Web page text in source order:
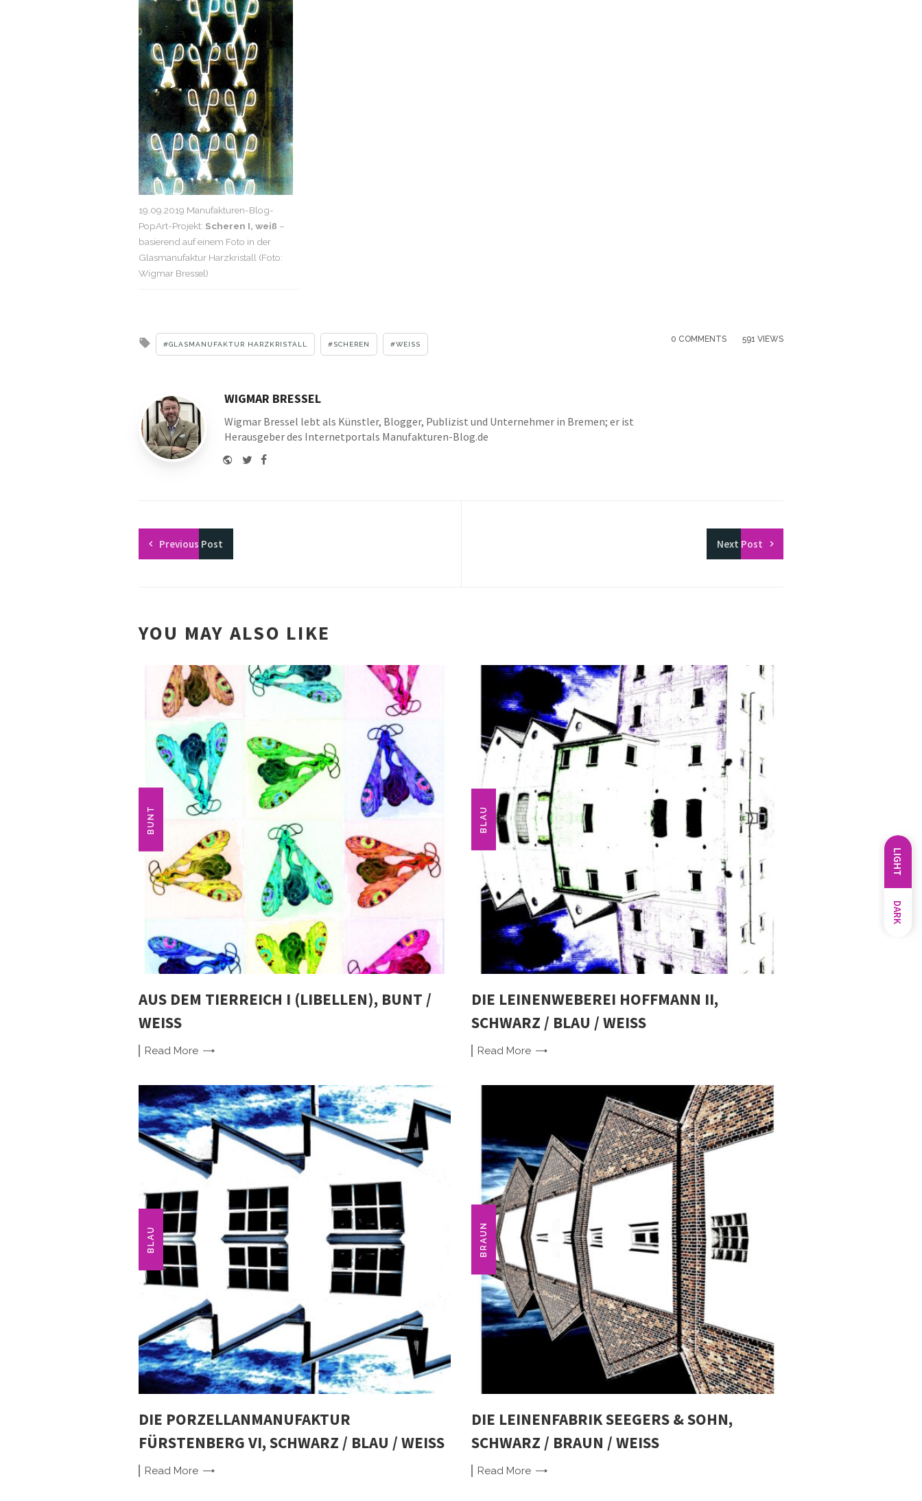
LIGHT
DARK
19.09.2019 Manufakturen-Blog-
PopArt-Projekt: Scheren I, weiß –
basierend auf einem Foto in der
Glasmanufaktur Harzkristall (Foto:
Wigmar Bressel)
Tagged
GLASMANUFAKTUR HARZKRISTALL SCHEREN WEISS
0 COMMENTS 591 VIEWS
WIGMAR BRESSEL
Wigmar Bressel lebt als Künstler, Blogger, Publizist und Unternehmer in Bremen; er ist
Herausgeber des Internetportals Manufakturen-Blog.de
Website
TwitterFacebook
Previous Post Next Post
YOU MAY ALSO LIKE
BUNT
AUS DEM TIERREICH I (LIBELLEN), BUNT /
WEISS
Read More
BLAU
DIE LEINENWEBEREI HOFFMANN II,
SCHWARZ / BLAU / WEISS
Read More
BLAU
DIE PORZELLANMANUFAKTUR
FÜRSTENBERG VI, SCHWARZ / BLAU / WEISS
Read More
BRAUN
DIE LEINENFABRIK SEEGERS & SOHN,
SCHWARZ / BRAUN / WEISS
Read More